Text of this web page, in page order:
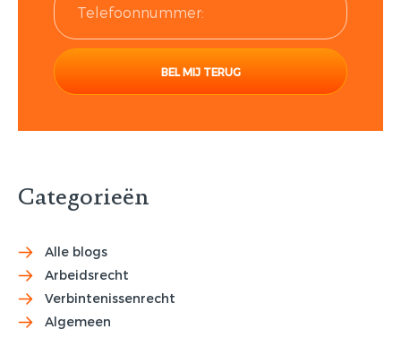
Categorieën
Alle blogs
Arbeidsrecht
Verbintenissenrecht
Algemeen